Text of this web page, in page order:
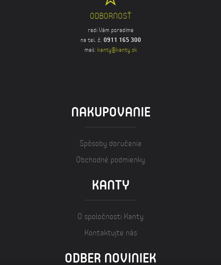
ODBORNOSŤ
radi Vám poradíme
na tel. č. 0911 165 300
mail: kanty@kanty.sk
NAKUPOVANIE
Spôsoby doručenia
Obchodné podmienky
KANTY
O spoločnosti Kanty
Kontaktujte nás
ODBER NOVINIEK